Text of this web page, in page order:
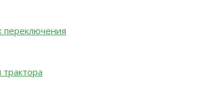
переключения